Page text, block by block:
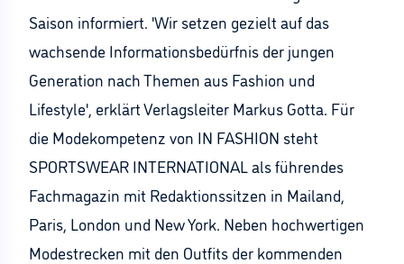
Saison informiert. 'Wir setzen gezielt auf das
wachsende Informationsbedürfnis der jungen
Generation nach Themen aus Fashion und
Lifestyle', erklärt Verlagsleiter Markus Gotta. Für
die Modekompetenz von IN FASHION steht
SPORTSWEAR INTERNATIONAL als führendes
Fachmagazin mit Redaktionssitzen in Mailand,
Paris, London und New York. Neben hochwertigen
Modestrecken mit den Outfits der kommenden